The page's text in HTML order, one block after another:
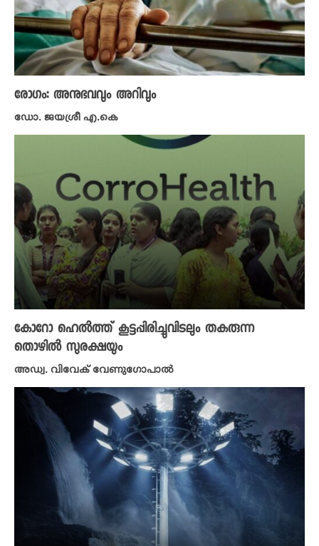
രോഗം: അനുഭവവും അറിവും
ഡോ. ജയശ്രീ എ.കെ
കോറോ ഹെല്‍ത്ത് കൂട്ടപ്പിരിച്ചുവിടലും തകരുന്ന
തൊഴില്‍ സുരക്ഷയും
അഡ്വ. വിവേക് വേണുഗോപാൽ